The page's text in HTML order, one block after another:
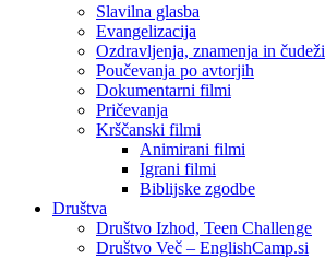
Slavilna glasba
Evangelizacija
Ozdravljenja, znamenja in čudeži
Poučevanja po avtorjih
Dokumentarni filmi
Pričevanja
Krščanski filmi
Animirani filmi
Igrani filmi
Biblijske zgodbe
Društva
Društvo Izhod, Teen Challenge
Društvo Več – EnglishCamp.si